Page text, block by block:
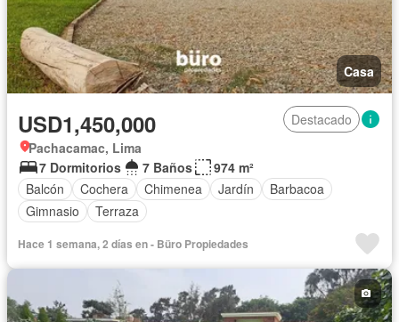
Casa
USD1,450,000
Destacado
Pachacamac, Lima
7 Dormitorios
7 Baños
974 m²
Balcón
Cochera Chimenea Jardín
Barbacoa
Gimnasio
Terraza
Hace 1 semana, 2 días en - Büro Propiedades